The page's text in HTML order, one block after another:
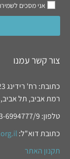
אני מסכים
צור קשר עמנו
כתובת: רח' רידינג 23, בית שרמן,
רמת אביב, תל אביב,
טלפון: 03-6994777/9 פקס: 03-6996821
כתובת דוא"ל:
תקנון האתר